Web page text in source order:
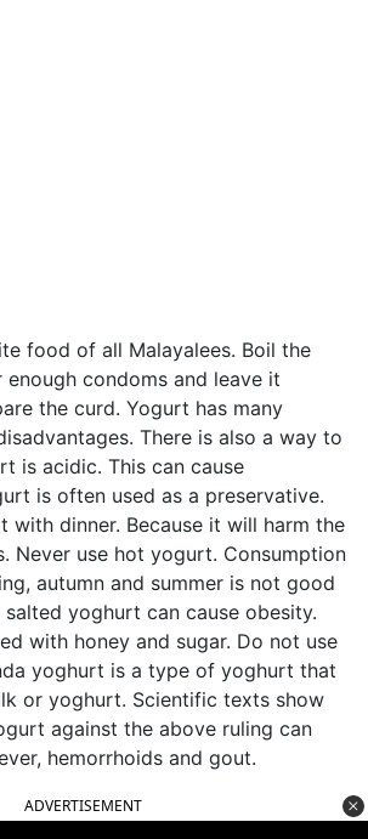
food of all Malayalees. Boil the
condoms and leave it
the curd. Yogurt has many
There is also a way to
is acidic. This can cause
is often used as a preservative.
with dinner. Because it will harm the
Never use hot yogurt. Consumption
autumn and summer is not good
yoghurt can cause obesity.
with honey and sugar. Do not use
yoghurt is a type of yoghurt that
or yoghurt. Scientific texts show
against the above ruling can
hemorrhoids and gout.
ADVERTISEMENT